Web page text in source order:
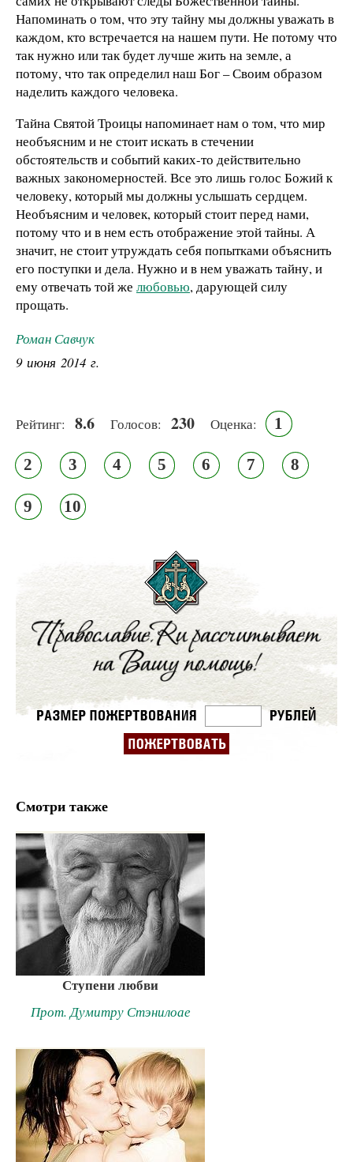
Напоминать о том, что эту тайну мы должны уважать в
каждом, кто встречается на нашем пути. Не потому что
так нужно или так будет лучше жить на земле, а
потому, что так определил наш Бог – Своим образом
наделить каждого человека.
Тайна Святой Троицы напоминает нам о том, что мир
необъясним и не стоит искать в стечении
обстоятельств и событий каких-то действительно
важных закономерностей. Все это лишь голос Божий к
человеку, который мы должны услышать сердцем.
Необъясним и человек, который стоит перед нами,
потому что и в нем есть отображение этой тайны. А
значит, не стоит утруждать себя попытками объяснить
его поступки и дела. Нужно и в нем уважать тайну, и
ему отвечать той же любовью, дарующей силу
прощать.
Роман Савчук
9 июня 2014 г.
Рейтинг: 8.6 Голосов: 230 Оценка: 1
2 3 4 5 6 7 8
9 10
Смотри также
Ступени любви
Прот. Думитру Стэнилоае